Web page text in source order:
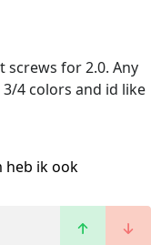
screws for 2.0. Any
4 colors and id like
heb ik ook